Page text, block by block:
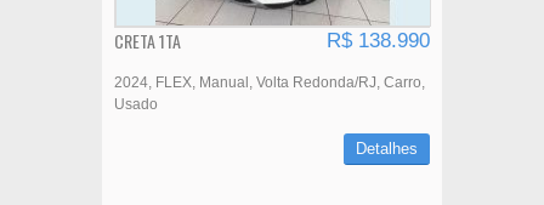
CRETA 1TA R$ 138.990
2024 FLEX Manual Volta Redonda/RJ Carro
Usado
Detalhes